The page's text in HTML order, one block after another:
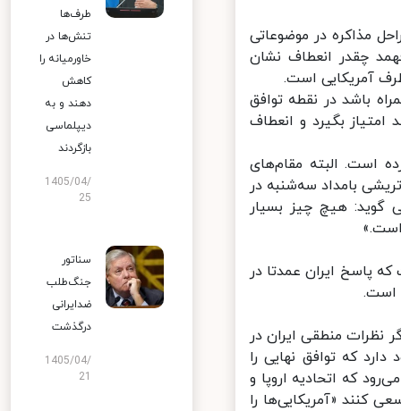
مذاکره در موضوعاتی
چقدر انعطاف نشان
آمریکایی است.
باشد در نقطه توافق
بگیرد و انعطاف
است. البته مقام‌های
بامداد سه‌شنبه در
هیچ چیز بسیار
پاسخ ایران عمدتا در
منطقی ایران در
که توافق نهایی را
که اتحادیه اروپا و
«آمریکایی‌ها را
طرف‌ها
تنش‌ها در
خاورمیانه را
کاهش
دهند و به
دیپلماسی
بازگردند
1405/04/
25
سناتور
جنگ‌طلب
ضدایرانی
درگذشت
1405/04/